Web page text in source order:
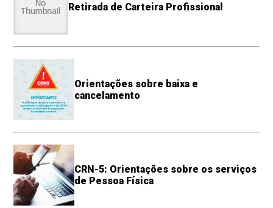
Retirada de Carteira Profissional
Orientações sobre baixa e
cancelamento
CRN-5: Orientações sobre os serviços
de Pessoa Física